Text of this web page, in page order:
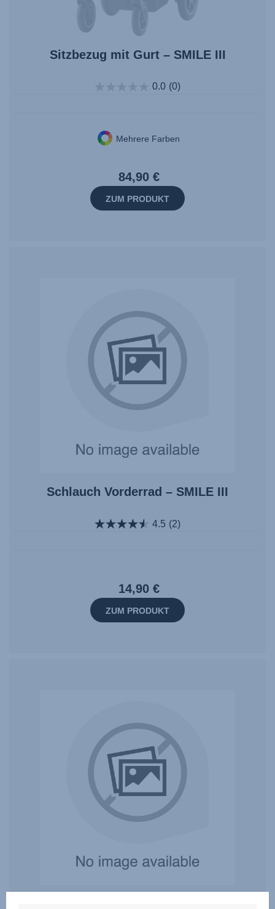
Sitzbezug mit Gurt – SMILE III
0.0 (0)
Mehrere Farben
84,90 €
ZUM PRODUKT
Schlauch Vorderrad – SMILE III
4.5 (2)
14,90 €
ZUM PRODUKT